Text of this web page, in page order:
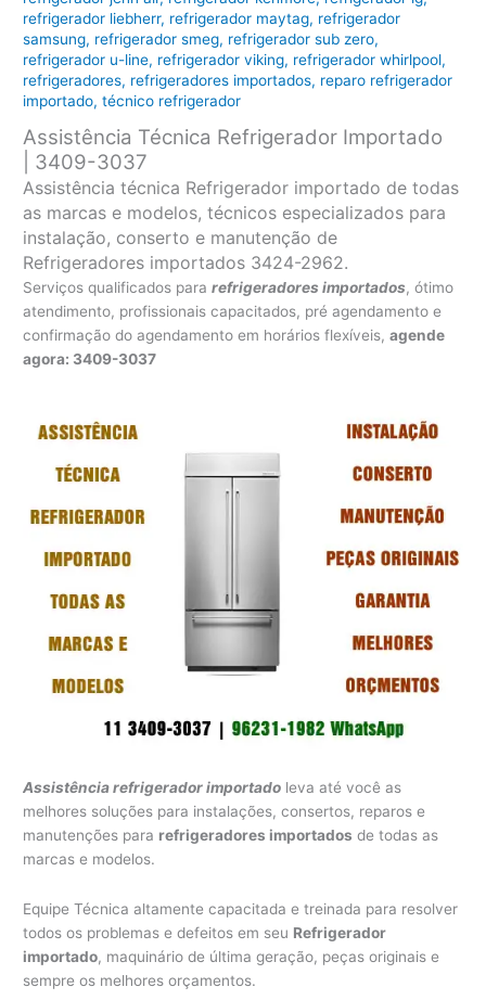
refrigerador liebherr, refrigerador maytag, refrigerador
samsung, refrigerador smeg, refrigerador sub zero,
refrigerador u-line, refrigerador viking, refrigerador whirlpool,
refrigeradores, refrigeradores importados, reparo refrigerador
importado,técnico refrigerador
Assistência Técnica Refrigerador Importado
| 3409-3037
Assistência técnica Refrigerador importado de todas
as marcas e modelos, técnicos especializados para
instalação, conserto e manutenção de
Refrigeradores importados 3424-2962.
Serviços qualificados pararefrigeradores importados, ótimo
atendimento, profissionais capacitados, pré agendamento e
confirmação do agendamento em horários flexíveis,agende
agora: 3409-3037
Assistência refrigerador importado leva até você as
melhores soluções para instalações, consertos, reparos e
manutenções para refrigeradores importados de todas as
marcas e modelos.
Equipe Técnica altamente capacitada e treinada para resolver
todos os problemas e defeitos em seu Refrigerador
importado, maquinário de última geração, peças originais e
sempre os melhores orçamentos.